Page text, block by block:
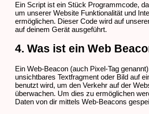
Ein Script ist ein Stück Programmcode,
um unserer Website Funktionalität und
ermöglichen. Dieser Code wird auf
auf deinem Gerät ausgeführt.
4. Was ist ein Web
Ein Web-Beacon (auch Pixel-Tag
unsichtbares Textfragment oder Bild auf
benutzt wird, um den Verkehr auf der
überwachen. Um dies zu ermöglichen
Daten von dir mittels Web-Beacons